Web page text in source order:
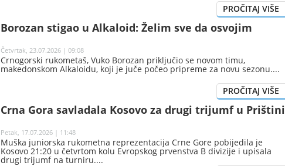
Borozan stigao u Alkaloid: Želim sve da osvojim
Četvrtak, 23.07.2026 | 09:08
Crnogorski rukometaš, Vuko Borozan priključio se novom timu,
makedonskom Alkaloidu, koji je juče počeo pripreme za novu sezonu.
Crna Gora savladala Kosovo za drugi trijumf u Prištini
Petak, 17.07.2026 | 11:48
Muška juniorska rukometna reprezentacija Crne Gore pobijedila je
Kosovo 21:20 u četvrtom kolu Evropskog prvenstva B divizije i upisala
drugi trijumf na turniru.